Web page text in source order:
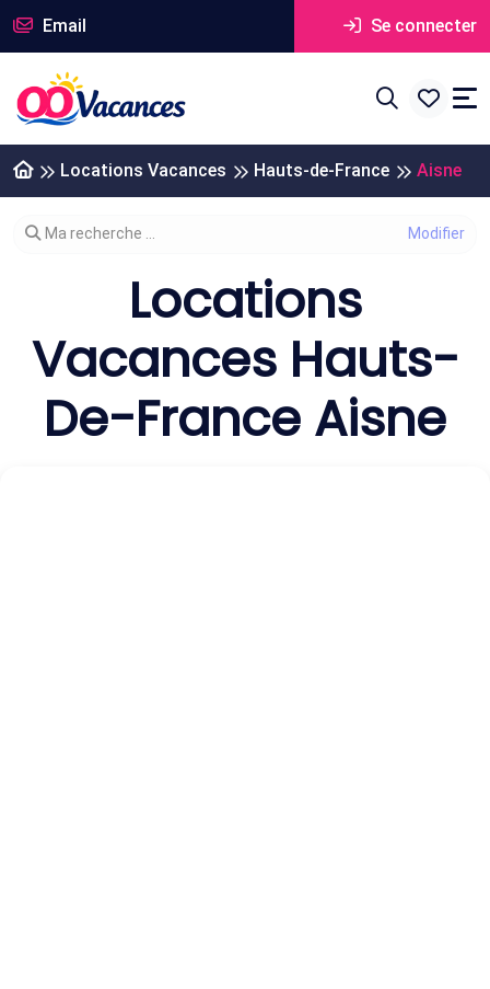
Email Se connecter
Locations Vacances Hauts-de-France Aisne
Modifier votre recherche
Ma recherche ...
Locations
Vacances Hauts-
De-France Aisne